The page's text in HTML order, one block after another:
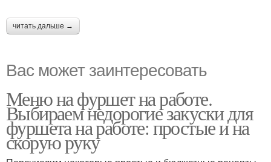
читать дальше →
Вас может заинтересовать
Меню на фуршет на работе.
Выбираем недорогие закуски для
фуршета на работе: простые и на
скорую руку